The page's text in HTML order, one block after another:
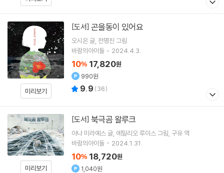
미리보기
[도서] 곤을동이 있어요
오시은글 전명진 그림
바람의아이들
2024.4.3.
10% 17,820원
990원
9.9 (36)
미리보기
[도서] 북극곰 왈루크
아나 미라예스 글 에밀리오 루이스 그림 구유 역
바람의아이들
2024.1.31.
10% 18,720원
1,040원